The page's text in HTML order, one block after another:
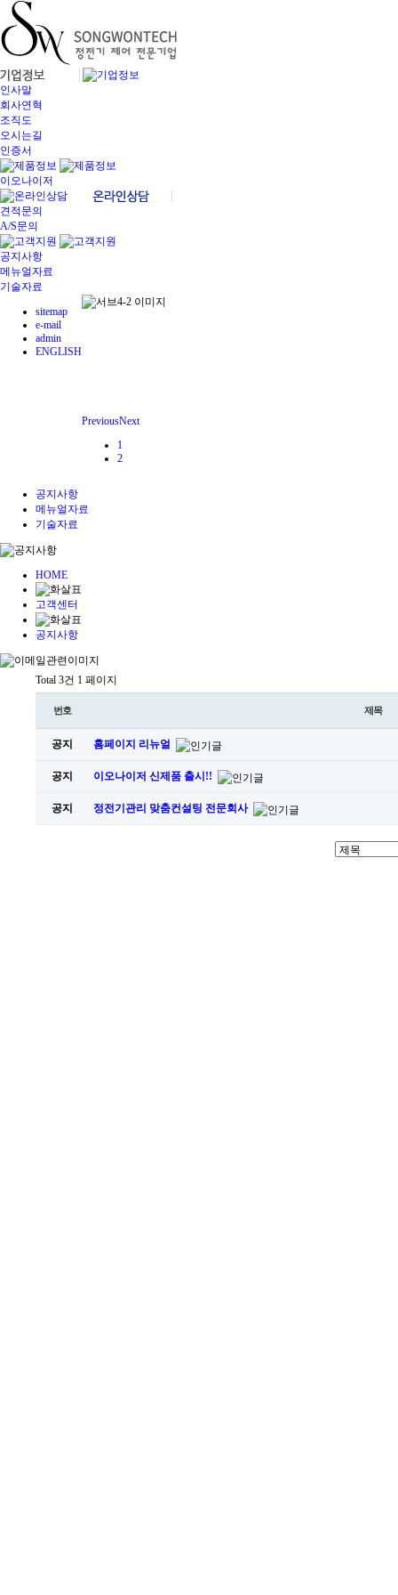
인사말
회사연혁
조직도
오시는길
인증서
이오나이저
견적문의
A/S문의
공지사항
메뉴얼자료
기술자료
sitemap
e-mail
admin
ENGLISH
PreviousNext
1
2
공지사항
메뉴얼자료
기술자료
HOME
고객센터
공지사항
Total 3건 1 페이지
번호 제목
공지 홈페이지 리뉴얼
공지 이오나이저 신제품 출시!!
공지 정전기관리 맞춤컨설팅 전문회사